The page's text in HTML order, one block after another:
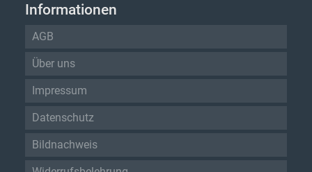
Informationen
AGB
Über uns
Impressum
Datenschutz
Bildnachweis